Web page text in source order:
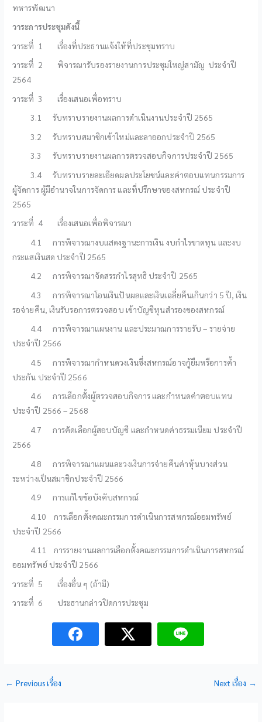
ทหารพัฒนา
วาระการประชุมดังนี้
วาระที่ 1 เรื่องที่ประธานแจ้งให้ที่ประชุมทราบ
วาระที่ 2 พิจารณารับรองรายงานการประชุมใหญ่สามัญ ประจำปี
2564
วาระที่ 3 เรื่องเสนอเพื่อทราบ
3.1 รับทราบรายงานผลการดำเนินงานประจำปี 2565
3.2 รับทราบสมาชิกเข้าใหม่และลาออกประจำปี 2565
3.3 รับทราบรายงานผลการตรวจสอบกิจการประจำปี 2565
3.4 รับทราบรายละเอียดผลประโยชน์และค่าตอบแทนกรรมการ
ผู้จัดการ ผู้มีอำนาจในการจัดการ และที่ปรึกษาของสหกรณ์ ประจำปี
2565
วาระที่ 4 เรื่องเสนอเพื่อพิจารณา
4.1 การพิจารณางบแสดงฐานะการเงิน งบกำไรขาดทุน และงบ
กระแสเงินสด ประจำปี 2565
4.2 การพิจารณาจัดสรรกำไรสุทธิ ประจำปี 2565
4.3 การพิจารณาโอนเงินปันผลและเงินเฉลี่ยคืนเกินกว่า 5 ปี, เงิน
รอจ่ายคืน, เงินรับรอการตรวจสอบ เข้าบัญชีทุนสำรองของสหกรณ์
4.4 การพิจารณาแผนงาน และประมาณการรายรับ – รายจ่าย
ประจำปี 2566
4.5 การพิจารณากำหนดวงเงินซึ่งสหกรณ์อาจกู้ยืมหรือการค้ำ
ประกัน ประจำปี 2566
4.6 การเลือกตั้งผู้ตรวจสอบกิจการ และกำหนดค่าตอบแทน
ประจำปี 2566 – 2568
4.7 การคัดเลือกผู้สอบบัญชี และกำหนดค่าธรรมเนียม ประจำปี
2566
4.8 การพิจารณาแผนและวงเงินการจ่ายคืนค่าหุ้นบางส่วน
ระหว่างเป็นสมาชิกประจำปี 2566
4.9 การแก้ไขข้อบังคับสหกรณ์
4.10 การเลือกตั้งคณะกรรมการดำเนินการสหกรณ์ออมทรัพย์
ประจำปี 2566
4.11 การรายงานผลการเลือกตั้งคณะกรรมการดำเนินการสหกรณ์
ออมทรัพย์ ประจำปี 2566
วาระที่ 5 เรื่องอื่น ๆ (ถ้ามี)
วาระที่ 6 ประธานกล่าวปิดการประชุม
← Previous เรื่อง Next เรื่อง →